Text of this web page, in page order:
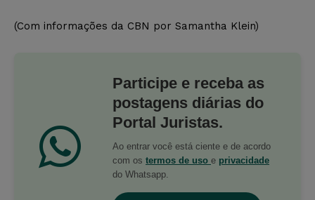
(Com informações da CBN por Samantha Klein)
Participe e receba as
postagens diárias do
Portal Juristas.
Ao entrar você está ciente e de acordo
com os termos de uso e privacidade
do Whatsapp.